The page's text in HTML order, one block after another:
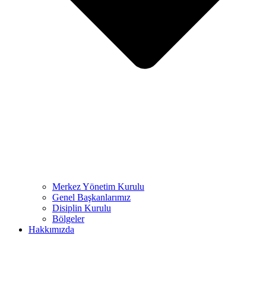
Merkez Yönetim Kurulu
Genel Başkanlarımız
Disiplin Kurulu
Bölgeler
Hakkımızda